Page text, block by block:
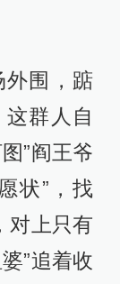
外围，踮
群人自
”阎王爷
状”，找
对上只有
”追着收